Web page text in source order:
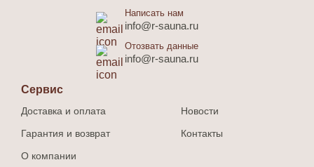
Написать нам
info@r-sauna.ru
Отозвать данные
info@r-sauna.ru
Сервис
Доставка и оплата
Гарантия и возврат
О компании
Новости
Контакты